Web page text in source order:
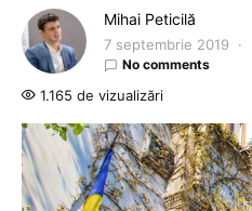
Mihai Peticilă
7 septembrie 2019
No comments
1.165 de vizualizări